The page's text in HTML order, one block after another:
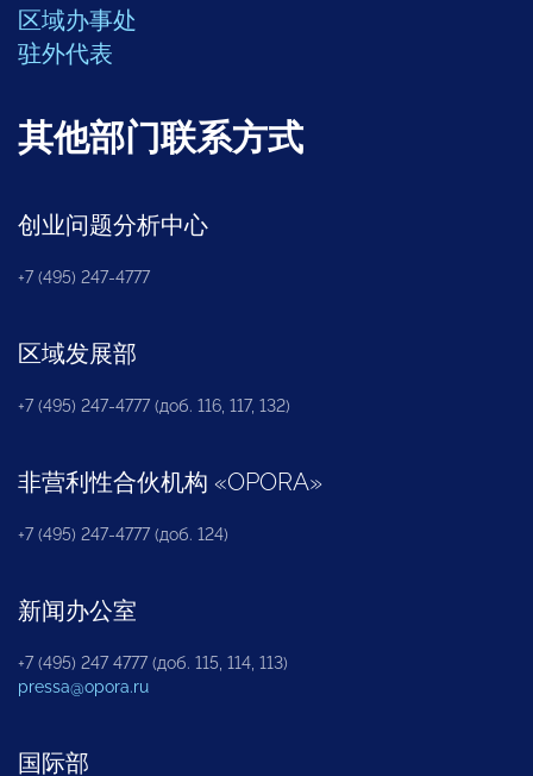
区域办事处
驻外代表
其他部门联系方式
创业问题分析中心
+7 (495) 247-4777
区域发展部
+7 (495) 247-4777 (доб. 116, 117, 132)
非营利性合伙机构 «OPORA»
+7 (495) 247-4777 (доб. 124)
新闻办公室
+7 (495) 247 4777 (доб. 115, 114, 113)
pressa@opora.ru
国际部